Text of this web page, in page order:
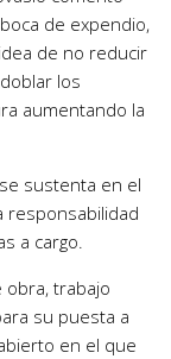
de expendio,
de no reducir
los
aumentando la
sustenta en el
responsabilidad
a cargo.
obra, trabajo
su puesta a
en el que